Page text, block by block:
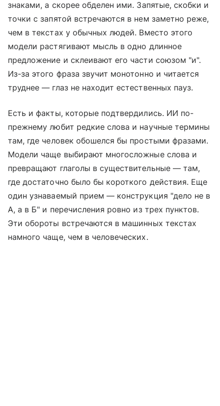
знаками, а скорее обделен ими. Запятые, скобки и
точки с запятой встречаются в нем заметно реже,
чем в текстах у обычных людей. Вместо этого
модели растягивают мысль в одно длинное
предложение и склеивают его части союзом "и".
Из-за этого фраза звучит монотонно и читается
труднее — глаз не находит естественных пауз.
Есть и факты, которые подтвердились. ИИ по-
прежнему любит редкие слова и научные термины
там, где человек обошелся бы простыми фразами.
Модели чаще выбирают многосложные слова и
превращают глаголы в существительные — там,
где достаточно было бы короткого действия. Еще
один узнаваемый прием — конструкция "дело не в
А, а в Б" и перечисления ровно из трех пунктов.
Эти обороты встречаются в машинных текстах
намного чаще, чем в человеческих.